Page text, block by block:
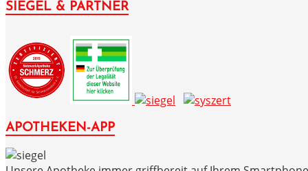
SIEGEL & PARTNER
APOTHEKEN-APP